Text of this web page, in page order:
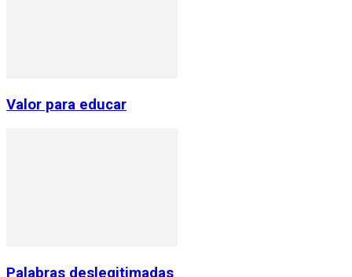
Valor para educar
Palabras deslegitimadas